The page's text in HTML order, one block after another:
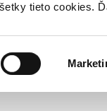
tieto cookies.